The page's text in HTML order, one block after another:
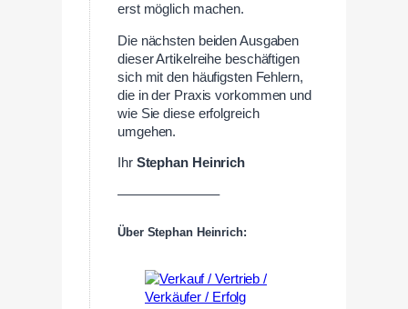
erst möglich machen.
Die nächsten beiden Ausgaben
dieser Artikelreihe beschäftigen
sich mit den häufigsten Fehlern,
die in der Praxis vorkommen und
wie Sie diese erfolgreich
umgehen.
Ihr Stephan Heinrich
———————–
Über Stephan Heinrich: